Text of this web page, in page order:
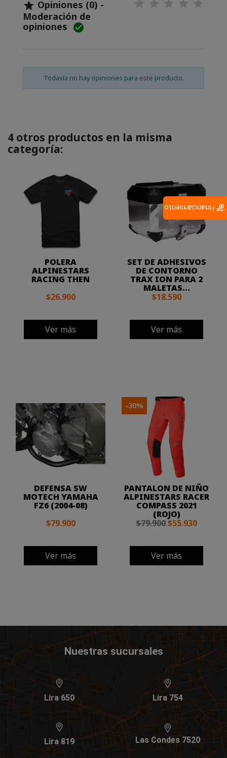
 Opiniones (0) -
Moderación de
opiniones 
Todavía no hay opiniones para este producto.
4 otros productos en la misma
categoría:
POLERA
ALPINESTARS
RACING THEN
$26.900
Ver más
SET DE ADHESIVOS
DE CONTORNO
TRAX ION PARA 2
MALETAS...
$18.590
Ver más
DEFENSA SW
MOTECH YAMAHA
FZ6 (2004-08)
$79.900
Ver más
PANTALON DE NIÑO
ALPINESTARS RACER
COMPASS 2021
(ROJO)
$79.900 $55.930
Ver más
-30%
Nuestras sucursales
Lira 650 Lira 754
Lira 819 Las Condes 7520
Financiamiento